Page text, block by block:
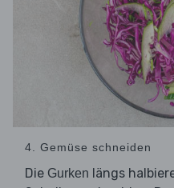
4. Gemüse schneiden
Die Gurken längs